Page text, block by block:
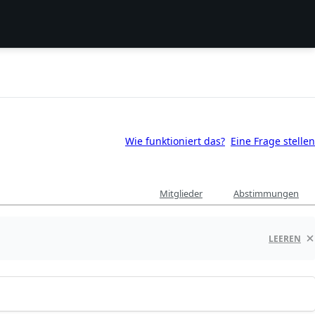
Wie funktioniert das? Eine Frage stellen
Mitglieder Abstimmungen
LEEREN